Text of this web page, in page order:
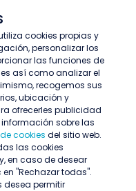
cookies propias y
personalizar los
las funciones de
así como analizar el
recogemos sus
ubicación y
ofrecerles publicidad
sobre las
cookies del sitio web.
las cookies
en caso de desear
"Rechazar todas".
permitir